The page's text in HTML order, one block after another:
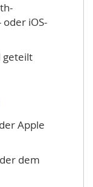
iOS-
geteilt
Apple
dem